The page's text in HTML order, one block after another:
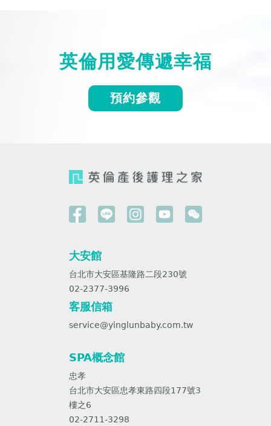
英倫用愛傳遞幸福
預約參觀
大安館
台北市大安區基隆路二段230號
02-2377-3996
客服信箱
service@yinglunbaby.com.tw
SPA概念館
忠孝
台北市大安區忠孝東路四段177號3
樓之6
02-2711-3298